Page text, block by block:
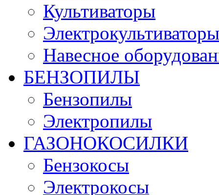
Культиваторы
Электрокультиваторы
Навесное
БЕНЗОПИЛЫ
Бензопилы
Электропилы
ГАЗОНОКОСИЛКИ
Бензокосы
Электрокосы